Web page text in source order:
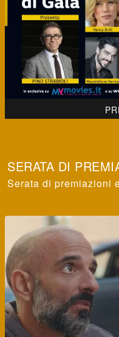
SERATA DI
Serata di premiazioni